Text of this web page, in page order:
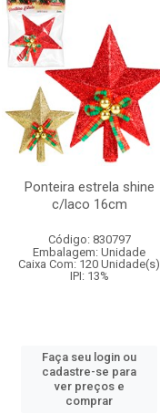
Ponteira estrela shine
c/laco 16cm
Código: 830797
Embalagem: Unidade
Caixa Com: 120 Unidade(s)
IPI: 13%
Faça seu login ou
cadastre-se para
ver preços e
comprar